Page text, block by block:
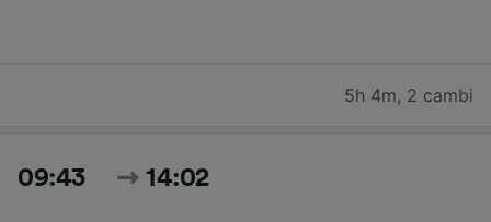
5h 4m, 2 cambi
09:43 14:02